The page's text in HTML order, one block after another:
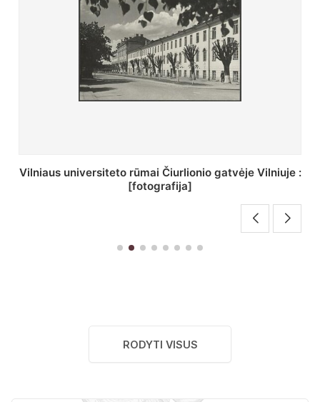
St. Batoro universiteto J. Pilsudskio kolegija :
[fotografija]
RODYTI VISUS